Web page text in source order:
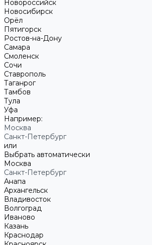
Новороссийск
Новосибирск
Орёл
Пятигорск
Ростов-на-Дону
Самара
Смоленск
Сочи
Ставрополь
Таганрог
Тамбов
Тула
Уфа
Например:
Москва
Санкт-Петербург
или
Выбрать автоматически
Москва
Санкт-Петербург
Анапа
Архангельск
Владивосток
Волгоград
Иваново
Казань
Краснодар